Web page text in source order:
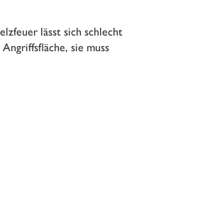
lässt sich schlecht
sie muss